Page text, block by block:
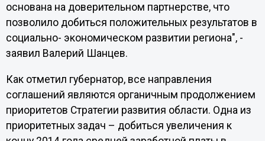
основана на доверительном партнерстве, что
позволило добиться положительных результатов в
социально- экономическом развитии региона", -
заявил Валерий Шанцев.
Как отметил губернатор, все направления
соглашений являются органичным продолжением
приоритетов Стратегии развития области. Одна из
приоритетных задач – добиться увеличения к